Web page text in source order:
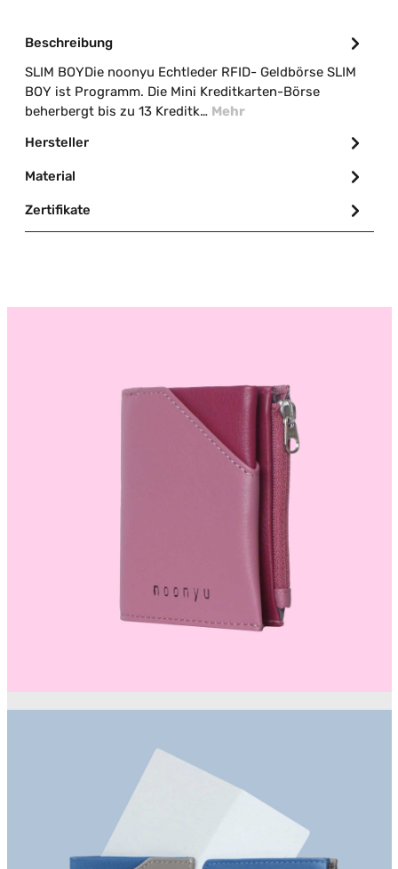
Beschreibung
SLIM BOYDie noonyu Echtleder RFID- Geldbörse SLIM
BOY ist Programm. Die Mini Kreditkarten-Börse
beherbergt bis zu 13 Kreditk… Mehr
Hersteller
Material
Zertifikate